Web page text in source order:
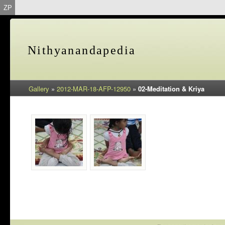
Nithyanandapedia
Gallery » 2012-MAR-18-AFP-12950 » 02-Meditation & Kriya
ZP